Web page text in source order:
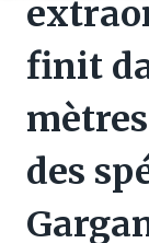
finit
des